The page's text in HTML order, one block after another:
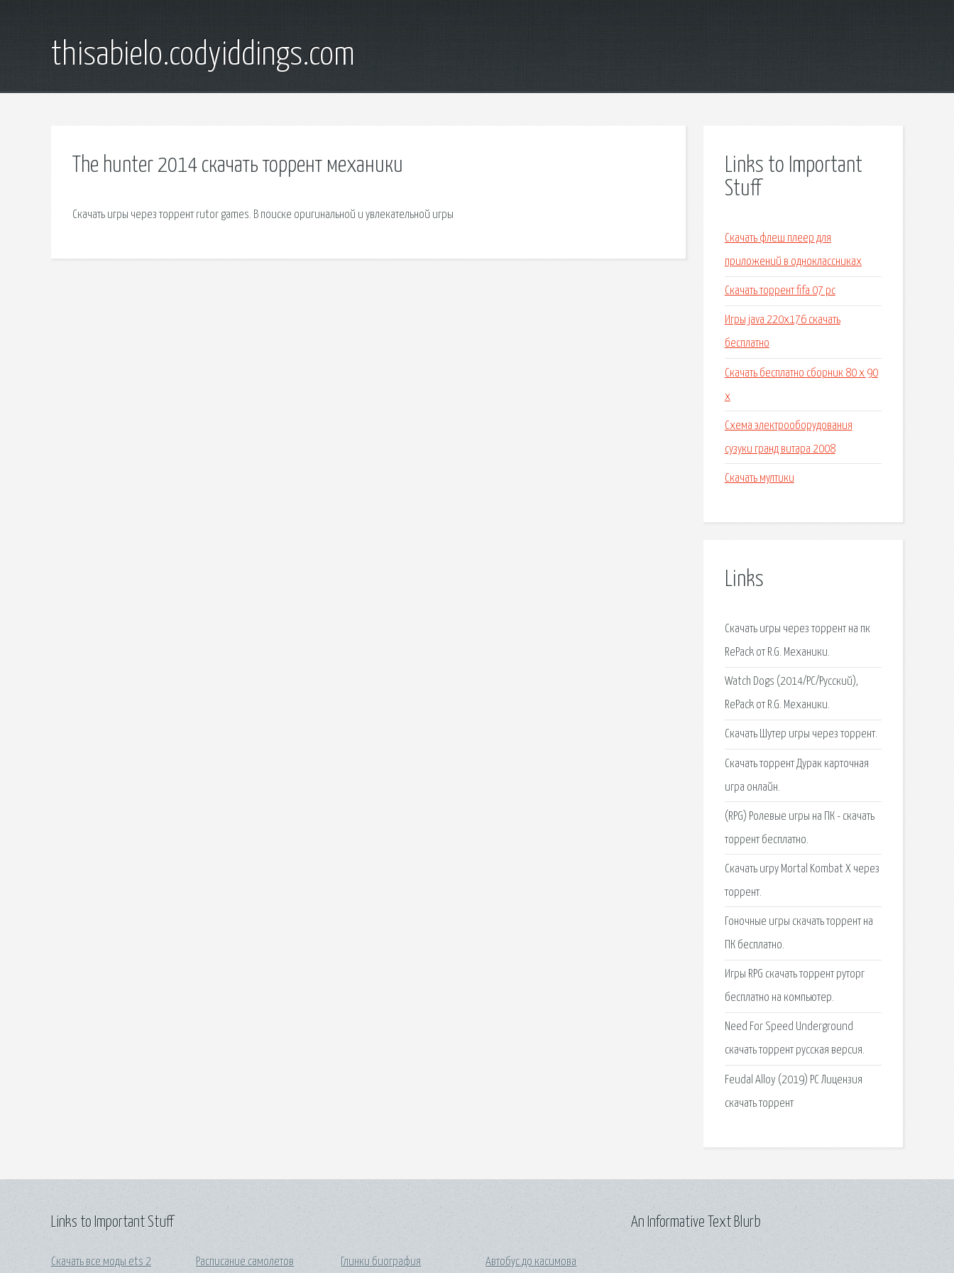
thisabielo.codyiddings.com
The hunter 2014 скачать торрент механики
Скачать игры через торрент rutor games. В поиске оригинальной и увлекательной игры
Links to Important
Stuff
Скачать флеш плеер для
приложений в одноклассниках
Скачать торрент fifa 07 pc
Игры java 220x176 скачать
бесплатно
Скачать бесплатно сборник 80 х 90
х
Схема электрооборудования
сузуки гранд витара 2008
Скачать мултики
Links
Скачать игры через торрент на пк
RePack от R.G. Механики.
Watch Dogs (2014/РС/Русский),
RePack от R.G. Механики.
Скачать Шутер игры через торрент.
Скачать торрент Дурак карточная
игра онлайн.
(RPG) Ролевые игры на ПК - скачать
торрент бесплатно.
Скачать игру Mortal Kombat X через
торрент.
Гоночные игры скачать торрент на
ПК бесплатно.
Игры RPG скачать торрент руторг
бесплатно на компьютер.
Need For Speed Underground
скачать торрент русская версия.
Feudal Alloy (2019) PC Лицензия
скачать торрент
Links to Important Stuff
Скачать все моды ets 2 Расписание самолетов Глинки биография Автобус до касимова
An Informative Text Blurb